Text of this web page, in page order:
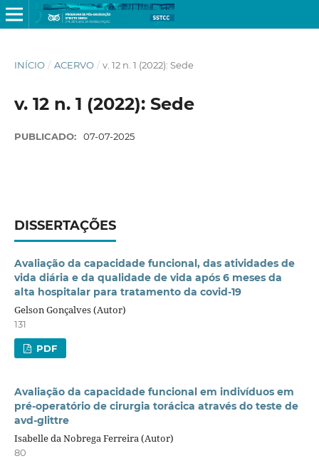
INÍCIO / ACERVO / v. 12 n. 1 (2022): Sede
v. 12 n. 1 (2022): Sede
PUBLICADO: 07-07-2025
DISSERTAÇÕES
Avaliação da capacidade funcional, das atividades de
vida diária e da qualidade de vida após 6 meses da
alta hospitalar para tratamento da covid-19
Gelson Gonçalves (Autor)
131
PDF
Avaliação da capacidade funcional em indivíduos em
pré-operatório de cirurgia torácica através do teste de
avd-glittre
Isabelle da Nobrega Ferreira (Autor)
80